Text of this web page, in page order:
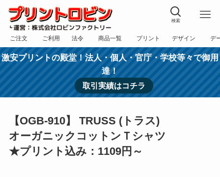
検索
ご注文
フォーム
ご利用
規約
法令
表記
商品一覧
カテゴリー
プリント
方法
デザイン
依頼
デ
入
激安プリントの殿堂！法人・個人・官庁・学校等々で御用
達！
取引実績はコチラ
【OGB-910】 TRUSS (トラス)
オーガニックコットンＴシャツ
★プリント込み：1109円～